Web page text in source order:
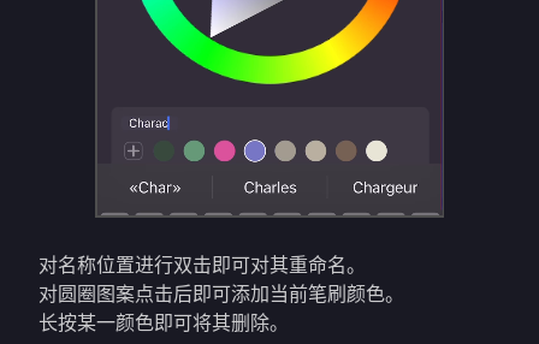
对名称位置进行双击即可对其重命名。
对圆圈图案点击后即可添加当前笔刷颜色。
长按某一颜色即可将其删除。